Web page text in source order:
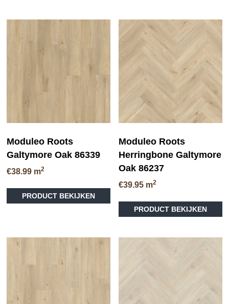
Moduleo Roots
Galtymore Oak 86339
€38.99 m2
PRODUCT BEKIJKEN
Moduleo Roots
Herringbone Galtymore
Oak 86237
€39.95 m2
PRODUCT BEKIJKEN